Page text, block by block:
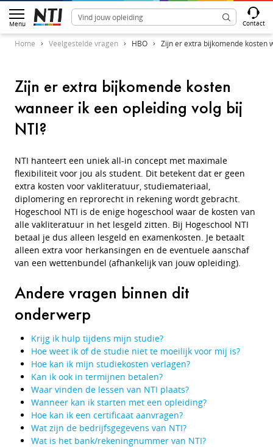
Menu Contact
Home Veelgestelde vragen HBO Zijn er extra bijkomende kosten
Zijn er extra bijkomende kosten
wanneer ik een opleiding volg bij
NTI?
NTI hanteert een uniek all-in concept met maximale
flexibiliteit voor jou als student. Dit betekent dat er geen
extra kosten voor vakliteratuur, studiemateriaal,
diplomering en reprorecht in rekening wordt gebracht.
Hogeschool NTI is de enige hogeschool waar de kosten van
alle vakliteratuur in het lesgeld zitten. Bij Hogeschool NTI
betaal je dus alleen lesgeld en examenkosten. Je betaalt
alleen extra voor herkansingen en de eventuele aanschaf
van een wettenbundel (afhankelijk van jouw opleiding).
Andere vragen binnen dit
onderwerp
Krijg ik hulp tijdens mijn studie?
Hoe weet ik of de studie niet te moeilijk voor mij is?
Hoe kan ik mijn studiekosten verlagen?
Kan ik ook in termijnen betalen?
Waar vinden de lessen van NTI plaats?
Wanneer kan ik starten met een opleiding?
Hoe kan ik een certificaat aanvragen?
Wat zijn de bedrijfsgegevens van NTI?
Wat is het bank/rekeningnummer van NTI?